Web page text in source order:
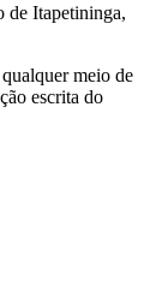
de Itapetininga,
meio de
escrita do